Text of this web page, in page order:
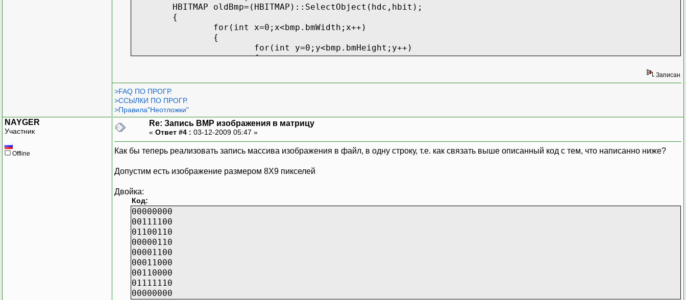
HBITMAP oldBmp=(HBITMAP)::SelectObject(hdc,hbit);
{
for(int x=0;x<bmp.bmWidth;x++)
{
for(int y=0;y<bmp.bmHeight;y++)
{
}
::SelectObject(hdc,oldBmp);
::DeleteDC(hdc);
hdc=0;
hbit=0;
Записан
>FAQ ПО ПРОГР.
>ССЫЛКИ ПО ПРОГР.
>Правила"Неотложки"
NAYGER
Участник
Offline
Re: Запись BMP изображения в матрицу
« Ответ #4 : 03-12-2009 05:47 »
Как бы теперь реализовать запись массива изображения в файл, в одну строку, т.е. как связать выше описанный код с тем, что написанно ниже?
Допустим есть изображение размером 8Х9 пикселей
Двойка:
Код:
00000000
00111100
01100110
00000110
00001100
00011000
00110000
01111110
00000000